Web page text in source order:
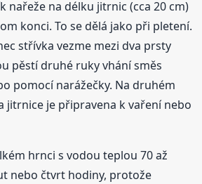
nařeže na délku jitrnic (cca 20 cm)
konci. To se dělá jako při pletení.
střívka vezme mezi dva prsty
pěstí druhé ruky vhání směs
pomocí narážečky. Na druhém
jitrnice je připravena k vaření nebo
hrnci s vodou teplou 70 až
nebo čtvrt hodiny, protože